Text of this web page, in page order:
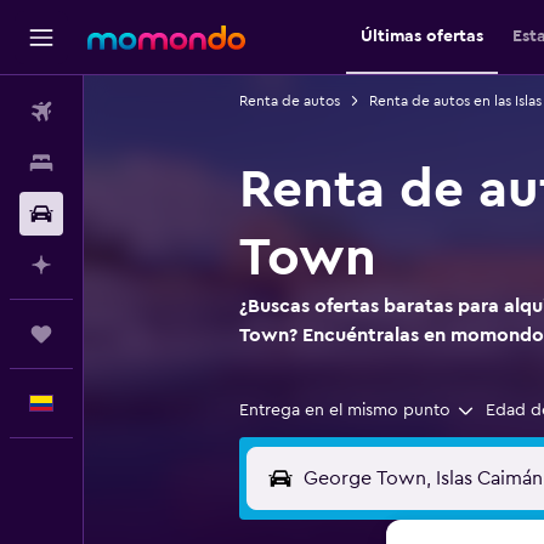
Últimas ofertas
Renta de autos Renta de autos en las
Renta de
Town
¿Buscas ofertas baratas para
Town? Encuéntralas en
Entrega en el mismo punto Edad